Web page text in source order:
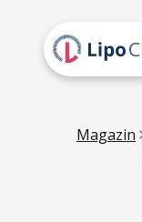
Magazin